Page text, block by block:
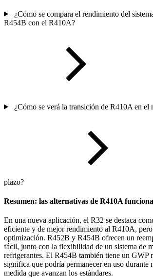
¿Cómo se compara el rendimiento del
R454B con el R410A?
¿Cómo se verá la transición de R410A en el
plazo?
Resumen: las alternativas de R410A
En una nueva aplicación, el R32 se destaca
eficiente y de mejor rendimiento al R410A, pero
optimización. R452B y R454B ofrecen un
fácil, junto con la flexibilidad de un sistema de
refrigerantes. El R454B también tiene un GWP
significa que podría permanecer en uso durante
medida que avanzan los estándares.